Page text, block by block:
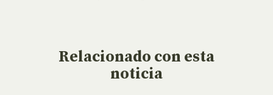
Relacionado con esta
noticia